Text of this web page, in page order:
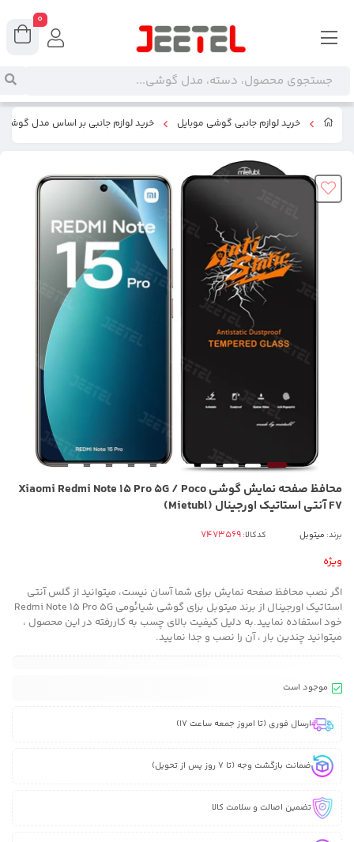
خرید لوازم جانبی گوشی موبایل خرید لوازم جانبی بر اساس مدل گوشی
محافظ صفحه نمایش گوشی Xiaomi Redmi Note 15 Pro 5G / Poco
F7 آنتی استاتیک اورجینال (Mietubl)
برند: میتوبل کدکالا:
ویژه
اگر نصب محافظ صفحه نمایش برای شما آسان نیست، میتوانید از گلس آنتی
استاتیک اورجینال از برند میتوبل برای گوشی شیائومی Redmi Note 15 Pro 5G
خود استفاده نمایید.به دلیل کیفیت بالای چسب به کاررفته در این محصول ،
میتوانید چندین بار ، آن را نصب و جدا نمایید.
موجود است
ارسال فوری (تا امروز جمعه ساعت 17)
ضمانت بازگشت وجه (تا 7 روز پس از تحویل)
تضمین اصالت و سلامت کالا
0